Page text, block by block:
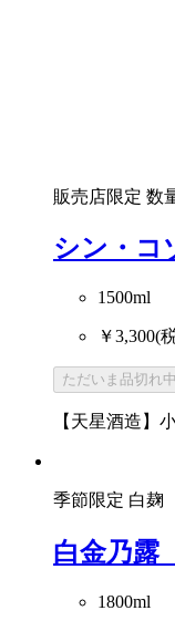
販売店限定 数
シン・コ
1500ml
￥3,300(
ただいま品切れ中
【天星酒造】
季節限定 白麹
白金乃露
1800ml